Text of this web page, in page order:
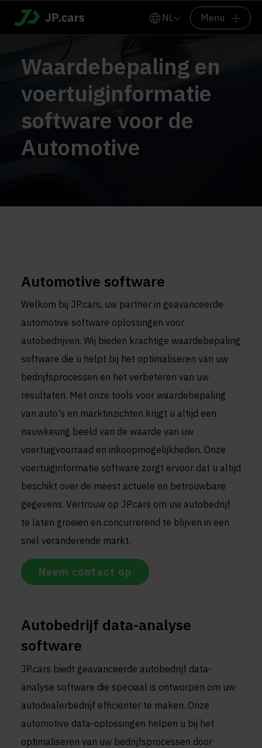
NL Menu
Waardebepaling en
voertuiginformatie
software voor de
Automotive
Automotive software
Welkom bij JP.cars, uw partner in geavanceerde
automotive software oplossingen voor
autobedrijven. Wij bieden krachtige waardebepaling
software die u helpt bij het optimaliseren van uw
bedrijfsprocessen en het verbeteren van uw
resultaten. Met onze tools voor waardebepaling
van auto's en marktinzichten krijgt u altijd een
nauwkeurig beeld van de waarde van uw
voertuigvoorraad en inkoopmogelijkheden. Onze
voertuiginformatie software zorgt ervoor dat u altijd
beschikt over de meest actuele en betrouwbare
gegevens. Vertrouw op JP.cars om uw autobedrijf
te laten groeien en concurrerend te blijven in een
snel veranderende markt.
Neem contact op
Autobedrijf data-analyse
software
JP.cars biedt geavanceerde autobedrijf data-
analyse software die speciaal is ontworpen om uw
autodealerbedrijf efficiënter te maken. Onze
automotive data-oplossingen helpen u bij het
optimaliseren van uw bedrijfsprocessen door